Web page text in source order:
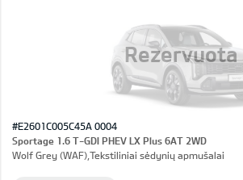
Rezervuota
#E2601C005C45A 0004
Sportage 1.6 T-GDI PHEV LX Plus 6AT 2WD
Wolf Grey (WAF),Tekstiliniai sėdynių apmušalai